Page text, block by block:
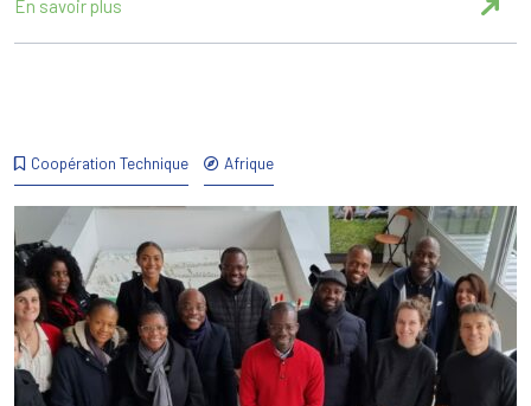
En savoir plus
Coopération Technique Afrique